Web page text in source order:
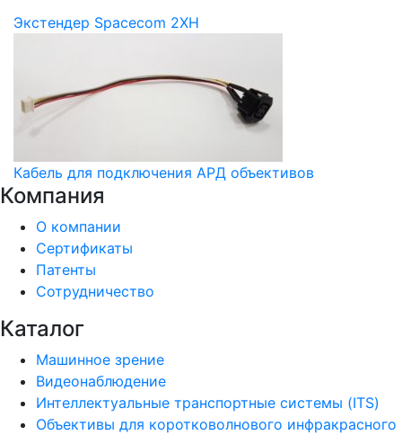
Экстендер Spacecom 2XH
Кабель для подключения АРД объективов
Компания
О компании
Сертификаты
Патенты
Сотрудничество
Каталог
Машинное зрение
Видеонаблюдение
Интеллектуальные транспортные системы (ITS)
Объективы для коротковолнового инфракрасного